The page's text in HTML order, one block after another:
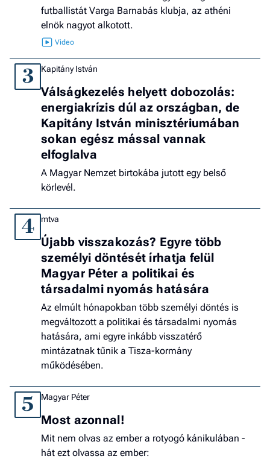
futballistát Varga Barnabás klubja, az athéni
elnök nagyot alkotott.
3 Kapitány István
Válságkezelés helyett dobozolás:
energiakrízis dúl az országban, de
Kapitány István minisztériumában
sokan egész mással vannak
elfoglalva
A Magyar Nemzet birtokába jutott egy belső
körlevél.
4 mtva
Újabb visszakozás? Egyre több
személyi döntését írhatja felül
Magyar Péter a politikai és
társadalmi nyomás hatására
Az elmúlt hónapokban több személyi döntés is
megváltozott a politikai és társadalmi nyomás
hatására, ami egyre inkább visszatérő
mintázatnak tűnik a Tisza-kormány
működésében.
5 Magyar Péter
Most azonnal!
Mit nem olvas az ember a rotyogó kánikulában -
hát ezt olvassa az ember: